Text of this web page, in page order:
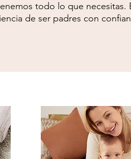
todo lo que necesitas.
de ser padres con